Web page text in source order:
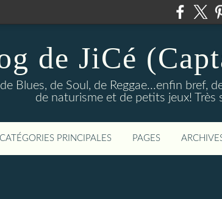
de JiCé
Blues, de Soul, de Reggae...enfin bref,
de naturisme et de petits jeux! Très
CATÉGORIES PRINCIPALES PAGES